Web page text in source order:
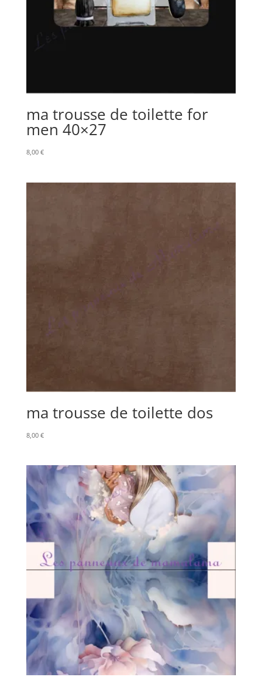
ma trousse de toilette for
men 40×27
8,00 €
ma trousse de toilette dos
8,00 €